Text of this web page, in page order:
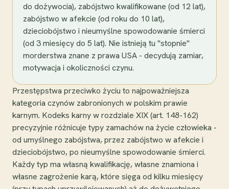
do dożywocia), zabójstwo kwalifikowane (od 12 lat),
zabójstwo w afekcie (od roku do 10 lat),
dzieciobójstwo i nieumyślne spowodowanie śmierci
(od 3 miesięcy do 5 lat). Nie istnieją tu "stopnie"
morderstwa znane z prawa USA - decydują zamiar,
motywacja i okoliczności czynu.
Przestępstwa przeciwko życiu to najpoważniejsza
kategoria czynów zabronionych w polskim prawie
karnym. Kodeks karny w rozdziale XIX (art. 148-162)
precyzyjnie różnicuje typy zamachów na życie człowieka -
od umyślnego zabójstwa, przez zabójstwo w afekcie i
dzieciobójstwo, po nieumyślne spowodowanie śmierci.
Każdy typ ma własną kwalifikację, własne znamiona i
własne zagrożenie karą, które sięga od kilku miesięcy